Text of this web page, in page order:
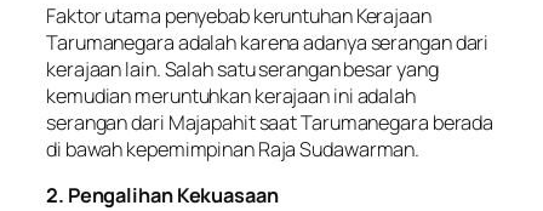
Faktor utama penyebab keruntuhan Kerajaan
Tarumanegara adalah karena adanya serangan dari
kerajaan lain. Salah satu serangan besar yang
kemudian meruntuhkan kerajaan ini adalah
serangan dari Majapahit saat Tarumanegara berada
di bawah kepemimpinan Raja Sudawarman.
2. Pengalihan Kekuasaan